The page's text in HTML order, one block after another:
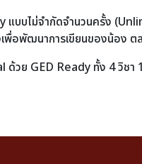
แบบไม่จำกัดจำนวนครั้ง
พื่อพัฒนาการเขียนของน้อง
วย GED Ready ทั้ง 4 วิชา